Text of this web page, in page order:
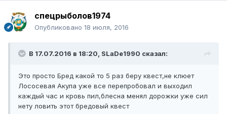
спецрыболов1974
Опубликовано 18 июля, 2016
В 17.07.2016 в 18:20, SLaDe1990 сказал:
Это просто Бред какой то 5 раз беру квест,не клюет
Лососевая Акула уже все перепробовал и выходил
каждый час и кровь пил,блесна менял дорожки уже сил
нету ловить этот бредовый квест